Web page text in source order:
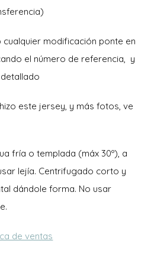
modificación ponte en
el número de referencia, y
este jersey, y más fotos, ve
fría o templada (máx 30º), a
lejía. Centrifugado corto y
dándole forma. No usar
de ventas